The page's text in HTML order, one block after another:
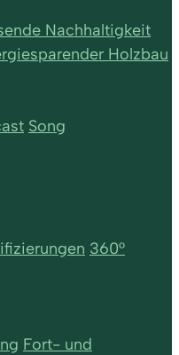
Nachhaltigkeit
Holzbau
Song
360°
Fort- und